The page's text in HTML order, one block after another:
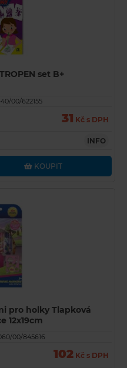
set B+
00/622155
31 Kč s DPH
INFO
KOUPIT
pro holky Tlapková
12x19cm
00/845616
102 Kč s DPH